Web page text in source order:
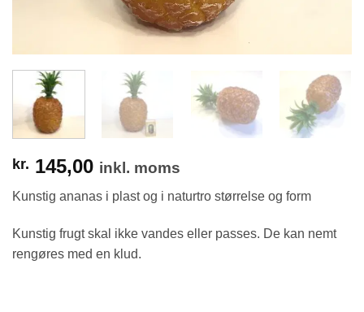
kr. 145,00 inkl. moms
Kunstig ananas i plast og i naturtro størrelse og form
Kunstig frugt skal ikke vandes eller passes. De kan nemt
rengøres med en klud.